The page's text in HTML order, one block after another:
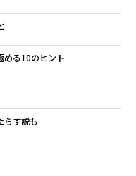
める10のヒント
らす説も